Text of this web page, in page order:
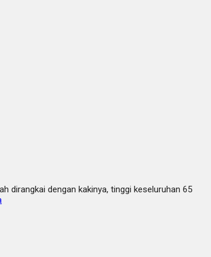
dirangkai dengan kakinya, tinggi keseluruhan 65